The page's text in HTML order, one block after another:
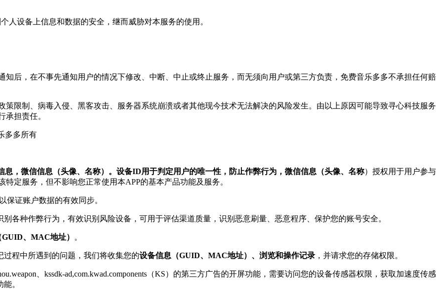
人设备上信息和数据的安全，继而威胁对本服务的使用。
后，在不事先通知用户的情况下修改、中断、中止或终止服务，而无须向用户或第三方负责，免费音乐多多不承担任何赔
限制、病毒入侵、黑客攻击、服务器系统崩溃或者其他现今技术无法解决的风险发生。由以上原因可能导致寻心科技服务
承担责任。
多多所有
息，微信信息（头像、名称）。设备ID用于判定用户的唯一性，防止作弊行为，微信信息（头像、名称）授权用于用户参与
定服务，但不影响您正常使用本APP的基本产品功能及服务。
保证账户数据的有效同步。
各种作弊行为，有效识别风险设备，可用于评估渠道质量，识别恶意刷量、恶意程序、保护您的账号安全。
、MAC地址） 。
程中所遇到的问题，我们将收集您的设备信息（GUID、MAC地址）、浏览和操作记录 ，并请求您的存储权限。
、kssdk-ad,com.kwad.components（KS）的第三方广告的开屏功能，需要访问您的设备传感器权限，获取加速度传感
。